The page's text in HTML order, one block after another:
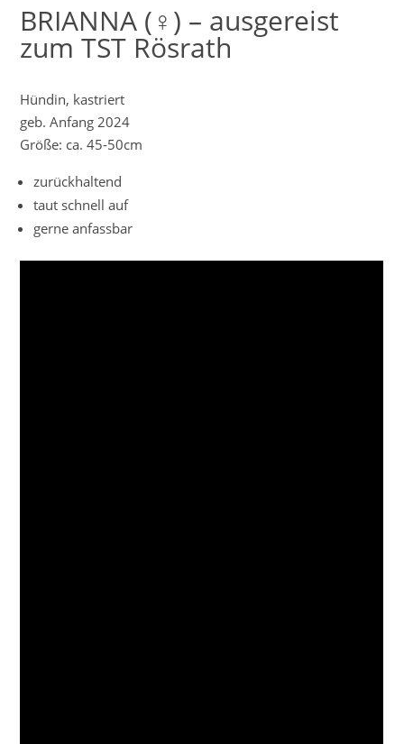
BRIANNA (♀) – ausgereist
zum TST Rösrath
Hündin, kastriert
geb. Anfang 2024
Größe: ca. 45-50cm
zurückhaltend
taut schnell auf
gerne anfassbar